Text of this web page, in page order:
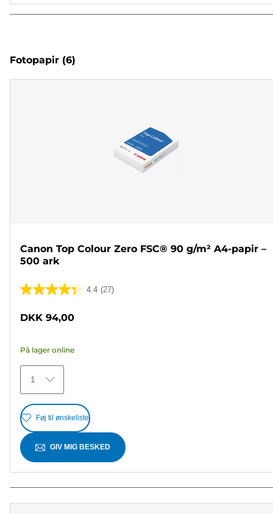
Fotopapir (6)
Canon Top Colour Zero FSC® 90 g/m² A4-papir –
500 ark
4.4 (27)
4.4
stjerner.
27
anmeldelser
DKK 94,00
På lager online
1
Føj til ønskeliste
GIV MIG BESKED